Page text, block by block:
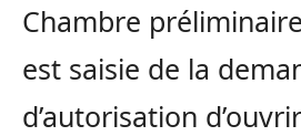
Chambre
est saisie de la
d’autorisation